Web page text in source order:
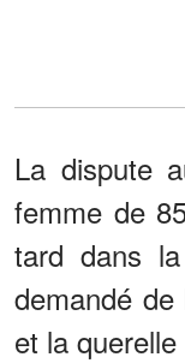
La dispute
femme de
tard dans
demandé
et la